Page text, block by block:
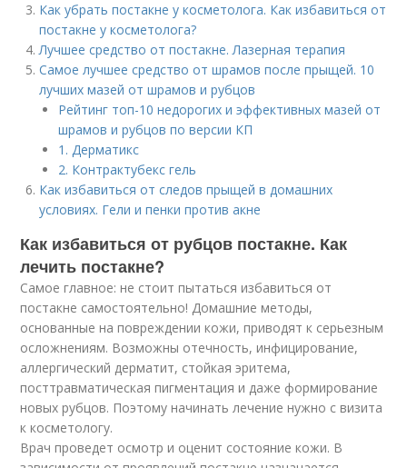
Как убрать постакне у косметолога. Как избавиться от
постакне у косметолога?
Лучшее средство от постакне. Лазерная терапия
Самое лучшее средство от шрамов после прыщей. 10
лучших мазей от шрамов и рубцов
Рейтинг топ-10 недорогих и эффективных мазей от
шрамов и рубцов по версии КП
1. Дерматикс
2. Контрактубекс гель
Как избавиться от следов прыщей в домашних
условиях. Гели и пенки против акне
Как избавиться от рубцов постакне. Как
лечить постакне?
Самое главное: не стоит пытаться избавиться от
постакне самостоятельно! Домашние методы,
основанные на повреждении кожи, приводят к серьезным
осложнениям. Возможны отечность, инфицирование,
аллергический дерматит, стойкая эритема,
посттравматическая пигментация и даже формирование
новых рубцов. Поэтому начинать лечение нужно с визита
к косметологу.
Врач проведет осмотр и оценит состояние кожи. В